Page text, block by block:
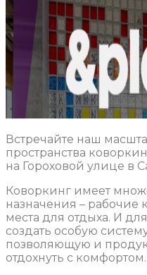
Встречайте наш
пространства
на Гороховой улице в
Коворкинг имеет
назначения – рабочие
места для отдыха. И
создать особую
позволяющую и
отдохнуть с комфортом.